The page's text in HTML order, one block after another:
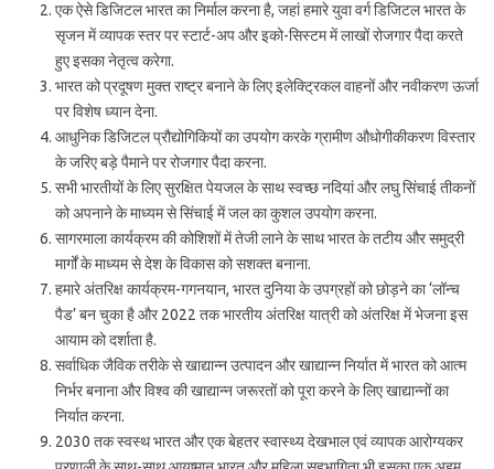
एक ऐसे डिजिटल भारत का निर्माल करना है, जहां हमारे युवा वर्ग डिजिटल भारत के
सृजन में व्यापक स्तर पर स्टार्ट-अप और इको-सिस्टम में लाखों रोजगार पैदा करते
हुए इसका नेतृत्व करेगा.
भारत को प्रदूषण मुक्त राष्ट्र बनाने के लिए इलेक्ट्रिकल वाहनों और नवीकरण ऊर्जा
पर विशेष ध्यान देना.
आधुनिक डिजिटल प्रौद्योगिकियों का उपयोग करके ग्रामीण औधोगीकीकरण विस्तार
के जरिए बड़े पैमाने पर रोजगार पैदा करना.
सभी भारतीयों के लिए सुरक्षित पेयजल के साथ स्वच्छ नदियां और लघु सिंचाई तीकनों
को अपनाने के माध्यम से सिंचाई में जल का कुशल उपयोग करना.
सागरमाला कार्यक्रम की कोशिशों में तेजी लाने के साथ भारत के तटीय और समुद्री
मार्गों के माध्यम से देश के विकास को सशक्त बनाना.
हमारे अंतरिक्ष कार्यक्रम-गगनयान, भारत दुनिया के उपग्रहों को छोड़ने का ‘लॉन्च
पैड’ बन चुका है और 2022 तक भारतीय अंतरिक्ष यात्री को अंतरिक्ष में भेजना इस
आयाम को दर्शाता है.
सर्वाधिक जैविक तरीके से खाद्यान्न उत्पादन और खाद्यान्न निर्यात में भारत को आत्म
निर्भर बनाना और विश्व की खाद्यान्न जरूरतों को पूरा करने के लिए खाद्यान्नों का
निर्यात करना.
2030 तक स्वस्थ भारत और एक बेहतर स्वास्थ्य देखभाल एवं व्यापक आरोग्यकर